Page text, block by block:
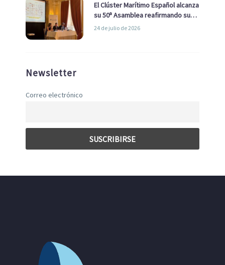
El Clúster Marítimo Español alcanza
su 50ª Asamblea reafirmando su
liderazgo en la Economía Azul
24 de julio de 2026
Newsletter
Correo electrónico